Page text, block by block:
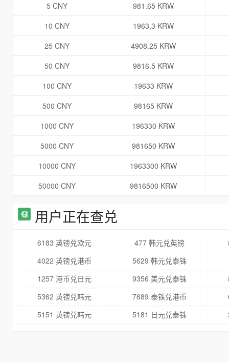
5 CNY
981.65 KRW
10 CNY
1963.3 KRW
25 CNY
4908.25 KRW
50 CNY
9816.5 KRW
100 CNY
19633 KRW
500 CNY
98165 KRW
1000 CNY
196330 KRW
5000 CNY
981650 KRW
10000 CNY
1963300 KRW
50000 CNY
9816500 KRW
用户正在查兑
6183 英镑兑欧元 477 韩元兑英镑
4022 英镑兑港币
5629 韩元兑泰铢
1257 港币兑日元
9356 美元兑泰铢
5362 英镑兑韩元
7689 泰铢兑港币
5151 英镑兑韩元
5181 日元兑泰铢